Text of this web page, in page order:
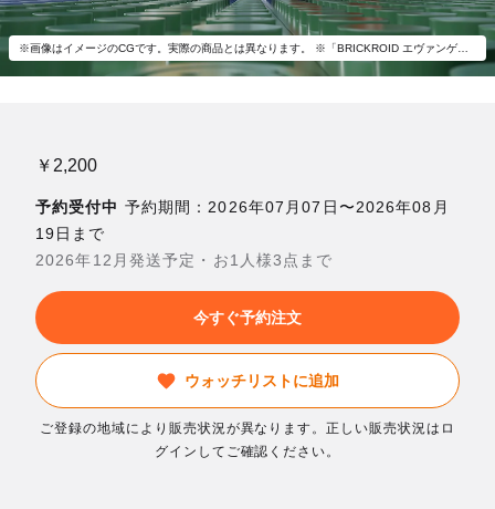
￥2,200
予約受付中 予約期間：2026年07月07日〜2026年08月
19日まで
2026年12月発送予定・お1人様3点まで
今すぐ予約注文
ウォッチリストに追加
ご登録の地域により販売状況が異なります。正しい販売状況はロ
グインしてご確認ください。